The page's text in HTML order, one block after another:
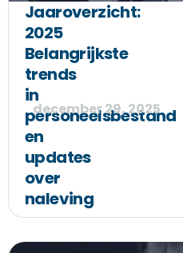
Jaaroverzicht:
2025
Belangrijkste
trends
in
personeelsbestand
en
updates
over
naleving
december 29, 2025